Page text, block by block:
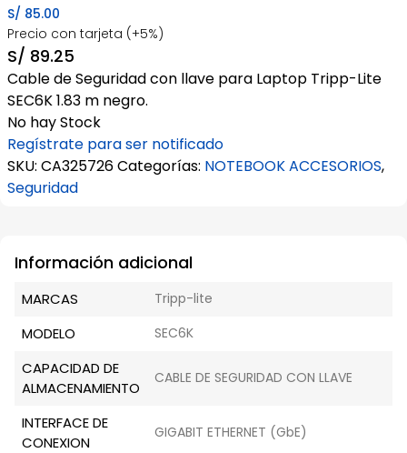
S/ 85.00
Precio con tarjeta (+5%)
S/ 89.25
Cable de Seguridad con llave para Laptop Tripp-Lite
SEC6K 1.83 m negro.
No hay Stock
Regístrate para ser notificado
SKU: CA325726Categorías: NOTEBOOK ACCESORIOS,
Seguridad
Información adicional
MARCAS Tripp-lite
MODELO SEC6K
CAPACIDAD DE
ALMACENAMIENTO
CABLE DE SEGURIDAD CON LLAVE
INTERFACE DE
CONEXION
GIGABIT ETHERNET (GbE)